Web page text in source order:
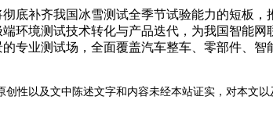
补齐我国冰雪测试全季节试验能力的短板，
环境测试技术转化与产品迭代，为我国智能
专业测试场，全面覆盖汽车整车、零部件、智
性以及文中陈述文字和内容未经本站证实，对本文